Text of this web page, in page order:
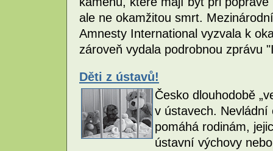
ale ne okamžitou smrt.
Amnesty International vyzvala k
zároveň vydala podrobnou zprávu
Děti z ústavů!
Česko dlouhodobě
v ústavech. Nevládní
pomáhá rodinám,
ústavní výchovy